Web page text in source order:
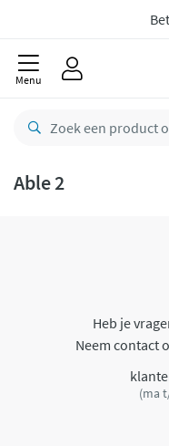
Menu
Able 2
Heb je
Neem contact
(ma